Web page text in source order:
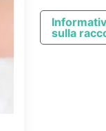
sulla